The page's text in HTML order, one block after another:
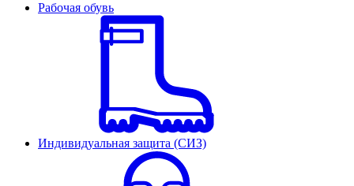
Рабочая обувь
Индивидуальная защита (СИЗ)